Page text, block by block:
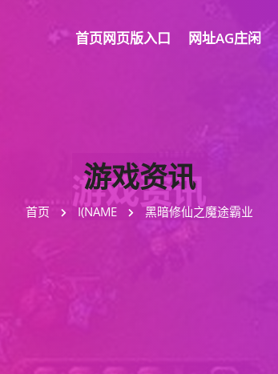
首页网页版入口 网址AG庄闲
游戏资讯
首页 I(NAME 黑暗修仙之魔途霸业